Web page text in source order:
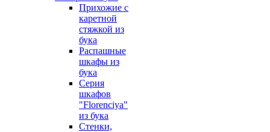
Прихожие с
каретной
стяжкой из
бука
Распашные
шкафы из
бука
Серия
шкафов
"Florenciya"
из бука
Стенки,